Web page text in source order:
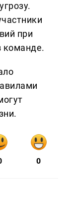
при
команде.
0